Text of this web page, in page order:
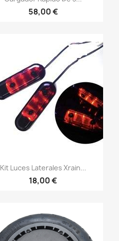
58,00 €
Vista rápida
Kit Luces Laterales Xrain...
18,00 €